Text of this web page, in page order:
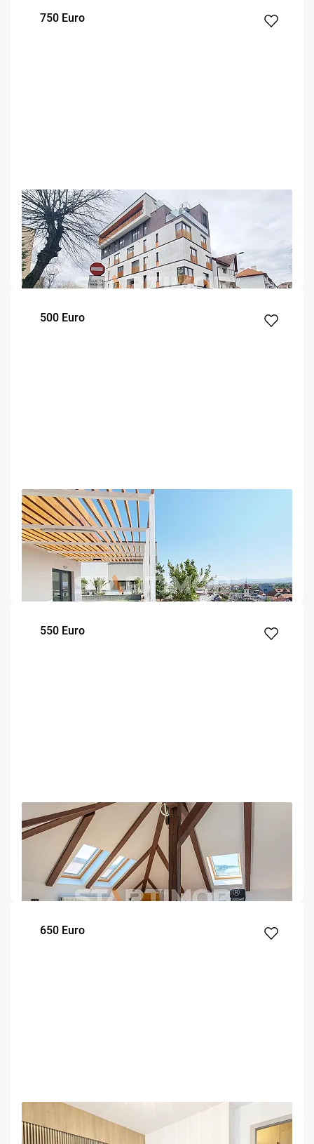
750 Euro
OFERTA NOUA EXCLUSIVITATE
Apartament mobilat Centru Civic AFI Palace Mall
Brasov
87
m²
2
dormitoare Etaj
500 Euro
OFERTA NOUA EXCLUSIVITATE
Apartament doua camere cu parcare Calea
Bucuresti
Brasov
55
m² dormitor
Parter
Etaj
550 Euro
OFERTA NOUA EXCLUSIVITATE
Studio mobilat Central Brasov cu parcare str Lunga
66
m²
1
dormitor
Parter
650 Euro
OFERTA NOUA
Apartament prima inchiriere Centru Civic